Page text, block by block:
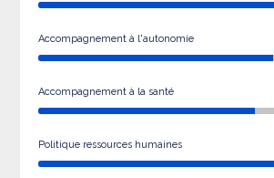
Accompagnement à l'autonomie
Accompagnement à la santé
Politique ressources humaines